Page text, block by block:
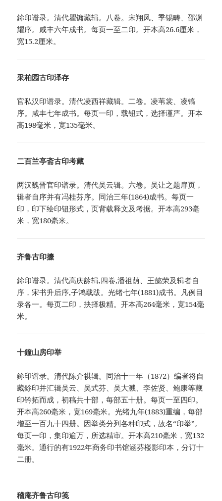
鉩印谱录。清代瞿镛藏辑。八卷。宋翔凤、季锡畴、邵渊
耀序。咸丰六年成书。每页一至二印。开本高26.6厘米，
宽15.2厘米。
采柏园古印泽存
官私汉印谱录。清代凌西祥藏辑。二卷。凌苇裳、凌镐
序。咸丰七年成书。每页一印，载钮式，选择谨严。开本
高198毫米，宽135毫米。
二百兰亭斋古印考藏
两汉魏晋官印谱录。清代吴云辑。六卷。吴让之题扉页，
辑者自序并有冯桂芬序。同治三年(1864)成书。每页一
印，印下绘印钮形式，页背载释文及考据。开本高293毫
米，宽180毫米。
齐鲁古印攈
鉩印谱录。清代高庆龄辑,四卷,潘祖荫、王懿荣及辑者自
序，宋书升后序,子鸿载跋。光绪七年(1881)成书。凡例目
录各一。每页二印，抉择极精。开本高264毫米，宽154毫
米。
十鐘山房印举
鉩印谱录。清代陈介祺辑。同治十一年（1872）编者将自
藏鉩印并汇辑吴云、吴式芬、吴大溅、李佐贤、鲍康等藏
印钤拓而成，初稿共十部，每部五十册。每页一至四印。
开本高260毫米，宽169毫米。光绪九年(1883)重编，每部
增至一百九十四册。因举类分列各种印式，故名“印举”。
每页一印，集印逾万，所选精审。开本高210毫米，宽132
毫米。通行的有1922年商务印书馆涵芬楼影印本，分订十
二册。
稽庵齐鲁古印笺